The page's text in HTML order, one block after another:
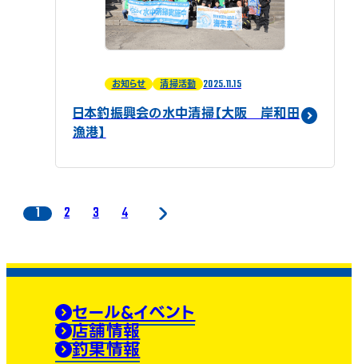
お知らせ 清掃活動 2025.11.15
日本釣振興会の水中清掃【大阪 岸和田
漁港】
1 2 3 4
セール&イベント
店舗情報
釣果情報